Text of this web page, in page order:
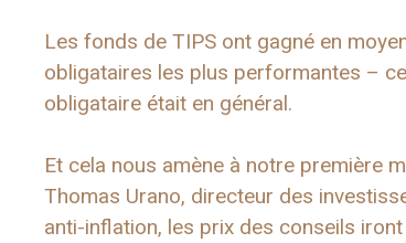
Les fonds de TIPS ont gagné en
obligataires les plus performantes –
obligataire était en général.
Et cela nous amène à notre première
Thomas Urano, directeur des
anti-inflation, les prix des conseils